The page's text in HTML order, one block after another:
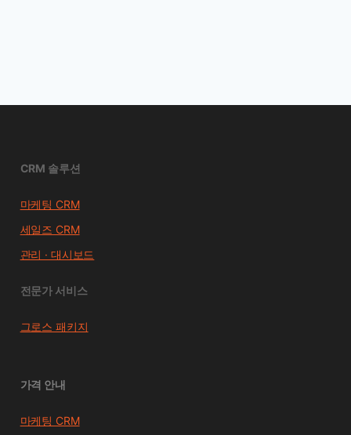
CRM 솔루션
마케팅 CRM
세일즈 CRM
관리 · 대시보드
전문가 서비스
그로스 패키지
가격 안내
마케팅 CRM